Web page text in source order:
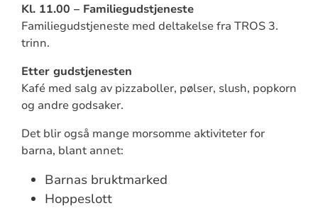
Kl. 11.00 – Familiegudstjeneste
Familiegudstjeneste med deltakelse fra TROS 3.
trinn.
Etter gudstjenesten
Kafé med salg av pizzaboller, pølser, slush, popkorn
og andre godsaker.
Det blir også mange morsomme aktiviteter for
barna, blant annet:
Barnas bruktmarked
Hoppeslott